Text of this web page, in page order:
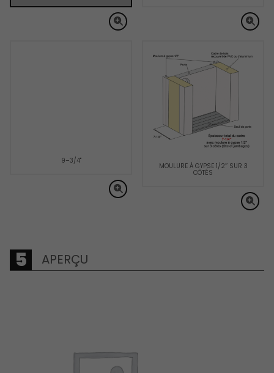
9–3/4"
MOULURE À GYPSE 1/2’’ SUR 3
CÔTÉS
APERÇU